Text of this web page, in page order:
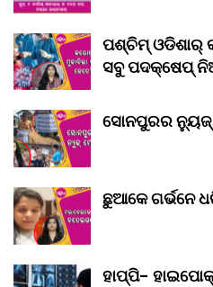
ପଶ୍ଚିମ୍ ଓଡିଶାର୍
ସବୁ ପଦକ୍ଷେପ୍
ସୋନପୁରର ନ୍ୟୁଜ୍
ଛୁଆକେ ଗର୍ଭନେ
ହାପ୍ପି-